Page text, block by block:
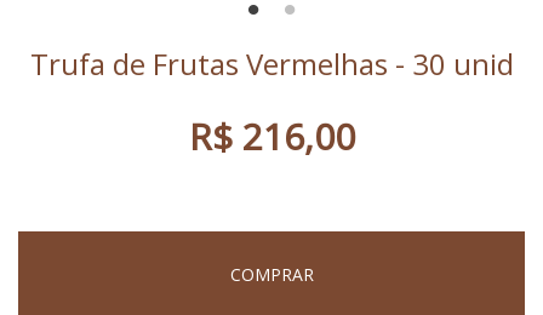
Trufa de Frutas Vermelhas - 30 unid
R$ 216,00
COMPRAR